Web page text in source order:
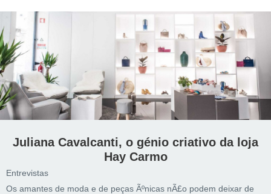
Juliana Cavalcanti, o génio criativo da loja
Hay Carmo
Entrevistas
Os amantes de moda e de peças Ãºnicas nÃ£o podem deixar de